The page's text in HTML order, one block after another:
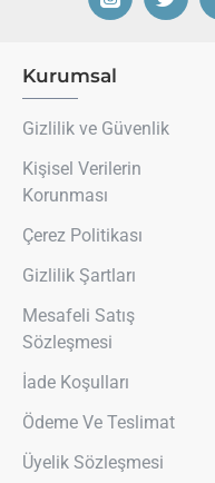
Kurumsal
Gizlilik ve Güvenlik
Kişisel Verilerin
Korunması
Çerez Politikası
Gizlilik Şartları
Mesafeli Satış
Sözleşmesi
İade Koşulları
Ödeme Ve Teslimat
Üyelik Sözleşmesi